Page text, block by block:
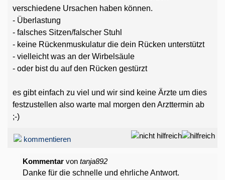
verschiedene Ursachen haben können.
- Überlastung
- falsches Sitzen/falscher Stuhl
- keine Rückenmuskulatur die dein Rücken unterstützt
- vielleicht was an der Wirbelsäule
- oder bist du auf den Rücken gestürzt
es gibt einfach zu viel und wir sind keine Ärzte um dies
festzustellen also warte mal morgen den Arzttermin ab
;-)
kommentieren
Kommentar von tanja892
Danke für die schnelle und ehrliche Antwort.